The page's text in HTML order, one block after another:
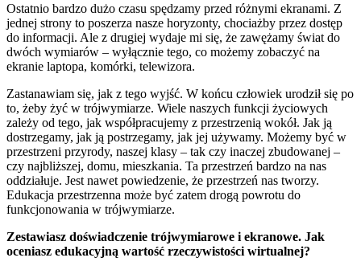
Ostatnio bardzo dużo czasu spędzamy przed różnymi ekranami. Z
jednej strony to poszerza nasze horyzonty, chociażby przez dostęp
do informacji. Ale z drugiej wydaje mi się, że zawężamy świat do
dwóch wymiarów – wyłącznie tego, co możemy zobaczyć na
ekranie laptopa, komórki, telewizora.
Zastanawiam się, jak z tego wyjść. W końcu człowiek urodził się po
to, żeby żyć w trójwymiarze. Wiele naszych funkcji życiowych
zależy od tego, jak współpracujemy z przestrzenią wokół. Jak ją
dostrzegamy, jak ją postrzegamy, jak jej używamy. Możemy być w
przestrzeni przyrody, naszej klasy – tak czy inaczej zbudowanej –
czy najbliższej, domu, mieszkania. Ta przestrzeń bardzo na nas
oddziałuje. Jest nawet powiedzenie, że przestrzeń nas tworzy.
Edukacja przestrzenna może być zatem drogą powrotu do
funkcjonowania w trójwymiarze.
Zestawiasz doświadczenie trójwymiarowe i ekranowe. Jak
oceniasz edukacyjną wartość rzeczywistości wirtualnej?